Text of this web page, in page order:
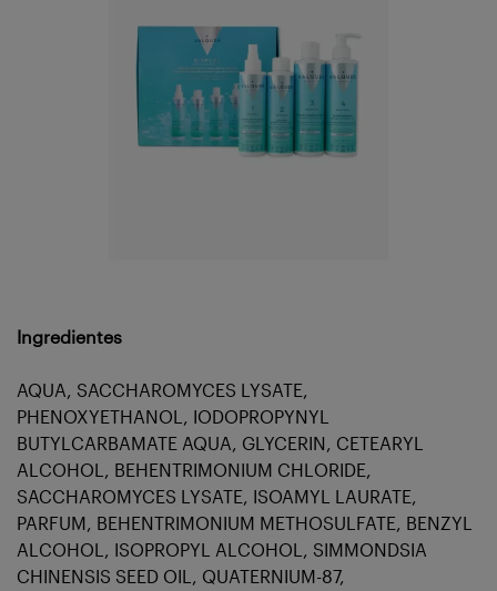
Ingredientes
AQUA, SACCHAROMYCES LYSATE,
PHENOXYETHANOL, IODOPROPYNYL
BUTYLCARBAMATE AQUA, GLYCERIN, CETEARYL
ALCOHOL, BEHENTRIMONIUM CHLORIDE,
SACCHAROMYCES LYSATE, ISOAMYL LAURATE,
PARFUM, BEHENTRIMONIUM METHOSULFATE, BENZYL
ALCOHOL, ISOPROPYL ALCOHOL, SIMMONDSIA
CHINENSIS SEED OIL, QUATERNIUM-87,